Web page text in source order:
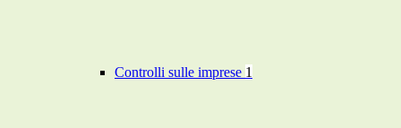
Controlli sulle imprese 1